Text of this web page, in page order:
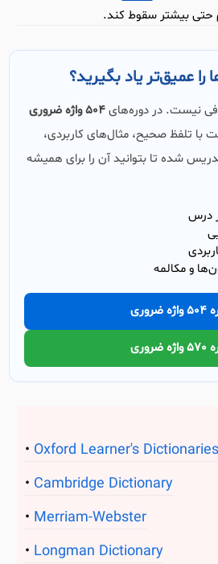
حتی بیشتر سقوط کند.
را عمیق‌تر یاد بگیرید؟
نیست. در دوره‌های504 واژه ضروری
با تلفظ صحیح، مثال‌های کاربردی،
شده تا بتوانید آن را برای همیشه
درس
و مکالمه
Oxford Learner's Dictionaries
Cambridge Dictionary
Merriam-Webster
Longman Dictionary